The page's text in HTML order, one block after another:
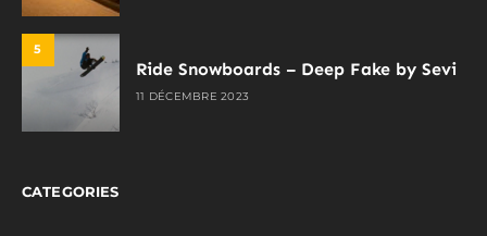
5
Ride Snowboards – Deep Fake by Sevi
11 DÉCEMBRE 2023
CATEGORIES